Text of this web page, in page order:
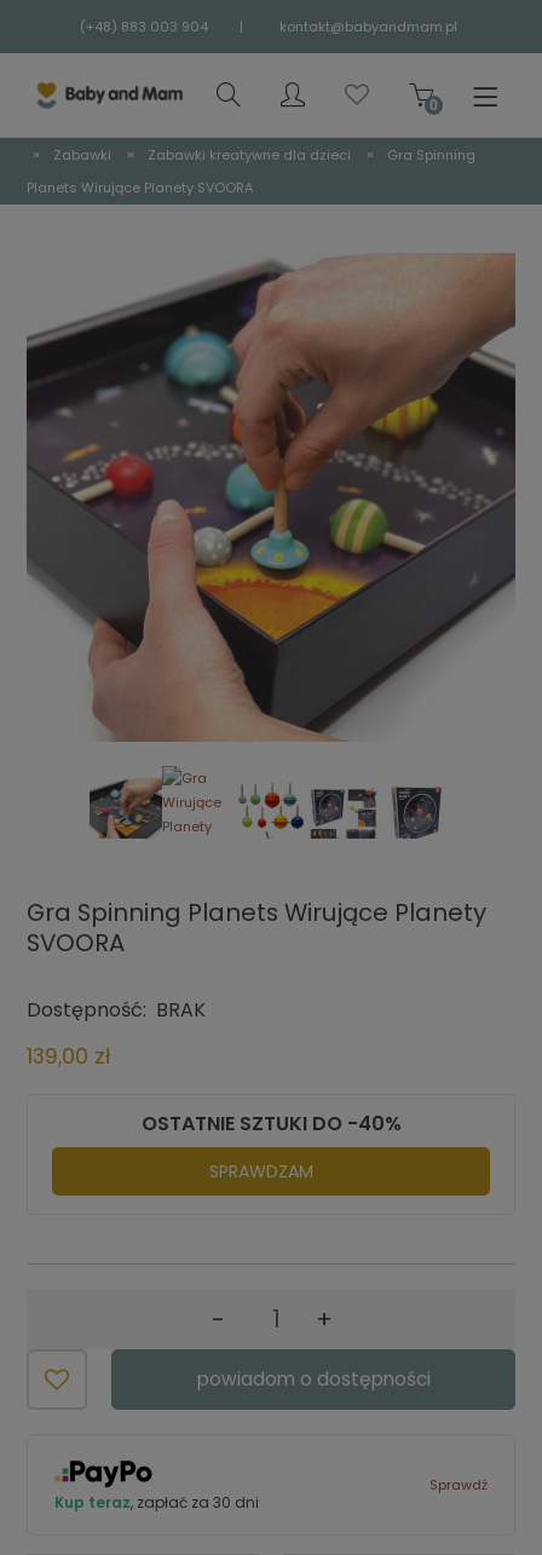
(+48) 883 003 904 | kontakt@babyandmam.pl
» Zabawki » Zabawki kreatywne dla dzieci »
Gra Spinning
Planets Wirujące Planety SVOORA
Gra Spinning Planets Wirujące Planety
SVOORA
Dostępność: BRAK
139,00 zł
OSTATNIE SZTUKI DO -40%
SPRAWDZAM
- +
powiadom o dostępności
Kup teraz, zapłać za 30 dni
Sprawdź